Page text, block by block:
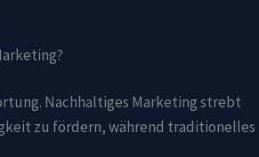
Nachhaltiges Marketing strebt
zu fördern, während traditionelles